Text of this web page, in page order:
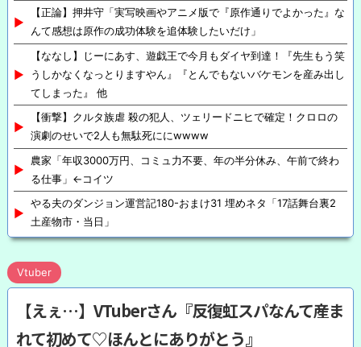
【正論】押井守「実写映画やアニメ版で『原作通りでよかった』な
んて感想は原作の成功体験を追体験したいだけ」
【ななし】じーにあす、遊戯王で今月もダイヤ到達！『先生もう笑
うしかなくなっとりますやん』『とんでもないバケモンを産み出し
てしまった』 他
【衝撃】クルタ族虐 殺の犯人、ツェリードニヒで確定！クロロの
演劇のせいで2人も無駄死ににwwww
農家「年収3000万円、コミュ力不要、年の半分休み、午前で終わ
る仕事」←コイツ
やる夫のダンジョン運営記180-おまけ31 埋めネタ「17話舞台裏2
土産物市・当日」
Vtuber
【えぇ…】VTuberさん『反復虹スパなんて産ま
れて初めて♡ほんとにありがとう』